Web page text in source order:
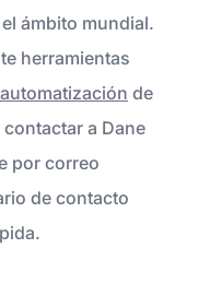
ámbito mundial.
herramientas
automatización de
a Dane
por correo
de contacto